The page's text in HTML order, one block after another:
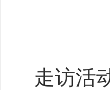
走访活